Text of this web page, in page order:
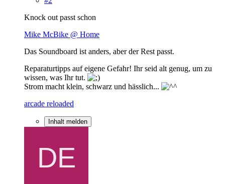
Knock out passt schon
Mike McBike @ Home
Das Soundboard ist anders, aber der Rest passt.
Reparaturtipps auf eigene Gefahr! Ihr seid alt genug, um zu
wissen, was Ihr tut.
Strom macht klein, schwarz und hässlich...
arcade reloaded
Inhalt melden